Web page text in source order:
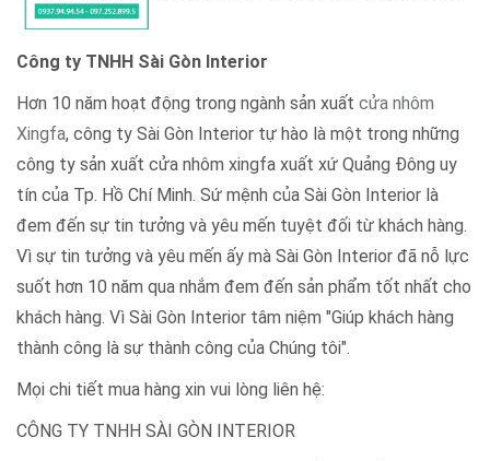
Công ty TNHH Sài Gòn Interior
Hơn 10 năm hoạt động trong ngành sản xuất cửa nhôm
Xingfa, công ty Sài Gòn Interior tự hào là một trong những
công ty sản xuất cửa nhôm xingfa xuất xứ Quảng Đông uy
tín của Tp. Hồ Chí Minh. Sứ mệnh của Sài Gòn Interior là
đem đến sự tin tưởng và yêu mến tuyệt đối từ khách hàng.
Vì sự tin tưởng và yêu mến ấy mà Sài Gòn Interior đã nỗ lực
suốt hơn 10 năm qua nhắm đem đến sản phẩm tốt nhất cho
khách hàng. Vì Sài Gòn Interior tâm niệm "Giúp khách hàng
thành công là sự thành công của Chúng tôi".
Mọi chi tiết mua hàng xin vui lòng liên hệ:
CÔNG TY TNHH SÀI GÒN INTERIOR